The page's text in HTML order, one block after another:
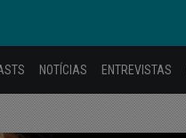
NOTÍCIAS ENTREVISTAS